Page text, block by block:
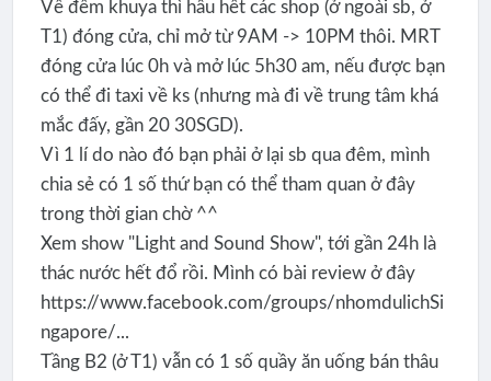
Về đêm khuya thì hầu hết các shop (ở ngoài sb, ở
T1) đóng cửa, chỉ mở từ 9AM -> 10PM thôi. MRT
đóng cửa lúc 0h và mở lúc 5h30 am, nếu được bạn
có thể đi taxi về ks (nhưng mà đi về trung tâm khá
mắc đấy, gần 20 30SGD).
Vì 1 lí do nào đó bạn phải ở lại sb qua đêm, mình
chia sẻ có 1 số thứ bạn có thể tham quan ở đây
trong thời gian chờ ^^
Xem show "Light and Sound Show", tới gần 24h là
thác nước hết đổ rồi. Mình có bài review ở đây
https://www.facebook.com/groups/nhomdulichSi
ngapore/...
Tầng B2 (ở T1) vẫn có 1 số quầy ăn uống bán thâu